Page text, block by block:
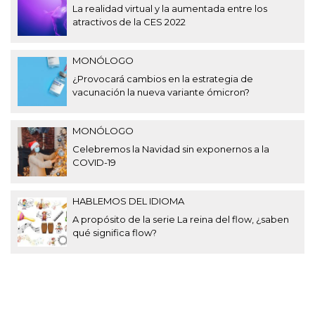
La realidad virtual y la aumentada entre los
atractivos de la CES 2022
MONÓLOGO
¿Provocará cambios en la estrategia de
vacunación la nueva variante ómicron?
MONÓLOGO
Celebremos la Navidad sin exponernos a la
COVID-19
HABLEMOS DEL IDIOMA
A propósito de la serie La reina del flow, ¿saben
qué significa flow?